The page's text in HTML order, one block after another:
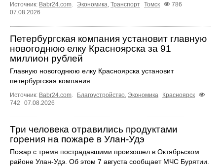
Источник: Babr24.com. Экономика, Транспорт Томск
786
07.08.2026
Петербургская компания установит главную
новогоднюю елку Красноярска за 91
миллион рублей
Главную новогоднюю елку Красноярска установит
петербургская компания.
Источник: Babr24.com. Благоустройство, Экономика
Красноярск
742
07.08.2026
Три человека отравились продуктами
горения на пожаре в Улан-Удэ
Пожар с тремя пострадавшими произошел в Октябрьском
районе Улан-Удэ. Об этом 7 августа сообщает МЧС Бурятии.